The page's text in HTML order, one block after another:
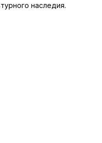
наследия.